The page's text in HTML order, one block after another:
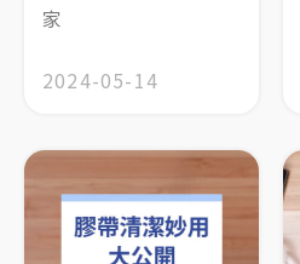
家
2024-05-14